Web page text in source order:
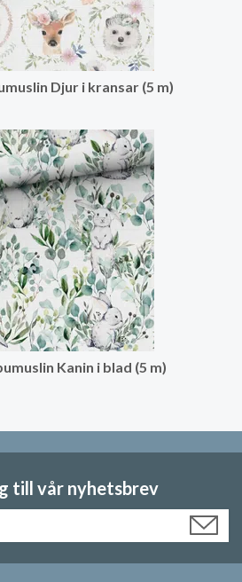
Djur i kransar (5 m)
Kanin i blad (5 m)
till vår nyhetsbrev